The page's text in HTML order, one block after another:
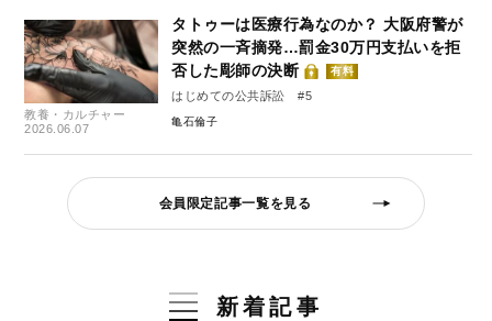
教養・カルチャー
2026.06.07
タトゥーは医療行為なのか？ 大阪府警が
突然の一斉摘発…罰金30万円支払いを拒
否した彫師の決断
有料
はじめての公共訴訟 #5
亀石倫子
会員限定記事一覧を見る
新着記事